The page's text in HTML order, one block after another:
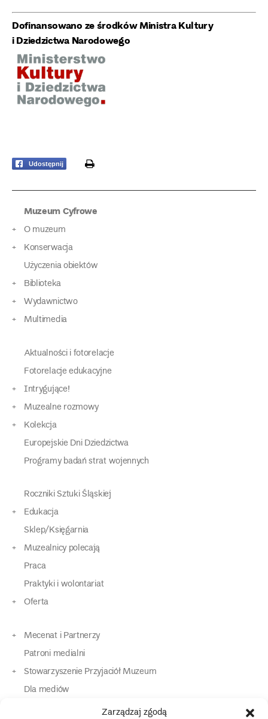
Zarządzaj zgodą
Dofinansowano ze środków Ministra Kultury
i Dziedzictwa Narodowego
Udostępnij print
Muzeum Cyfrowe
O muzeum
Konserwacja
Użyczenia obiektów
Biblioteka
Wydawnictwo
Multimedia
Aktualności i fotorelacje
Fotorelacje edukacyjne
Intrygujące!
Muzealne rozmowy
Kolekcja
Europejskie Dni Dziedzictwa
Programy badań strat wojennych
Roczniki Sztuki Śląskiej
Edukacja
Sklep/Księgarnia
Muzealnicy polecają
Praca
Praktyki i wolontariat
Oferta
Mecenat i Partnerzy
Patroni medialni
Stowarzyszenie Przyjaciół Muzeum
Dla mediów
Dla osób o specjalnych potrzebach